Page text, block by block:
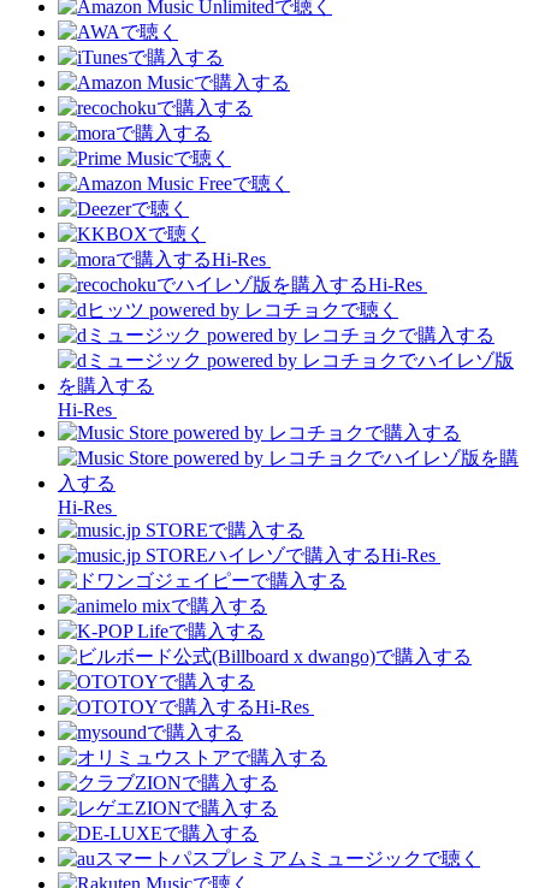
Hi-Res
Hi-Res
Hi-Res
Hi-Res
Hi-Res
Hi-Res